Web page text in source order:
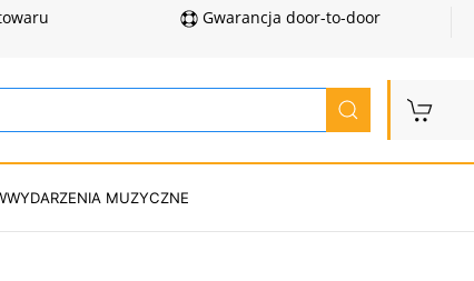
Gwarancja door-to-door
WYDARZENIA MUZYCZNE